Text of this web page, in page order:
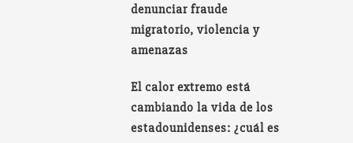
denunciar fraude
migratorio, violencia y
amenazas
El calor extremo está
cambiando la vida de los
estadounidenses: ¿cuál es